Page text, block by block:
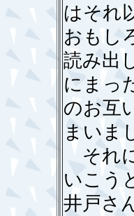
はそれ
おもし
読み出
にまっ
のお互
まいま
それ
いこう
井戸さ